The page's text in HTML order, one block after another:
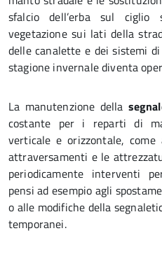
sfalcio dell’erba sul
vegetazione sui lati della
delle canalette e dei sistemi
stagione invernale diventa
La manutenzione della
costante per i reparti di
verticale e orizzontale,
attraversamenti e le
periodicamente interventi
pensi ad esempio agli
o alle modifiche della
temporanei.